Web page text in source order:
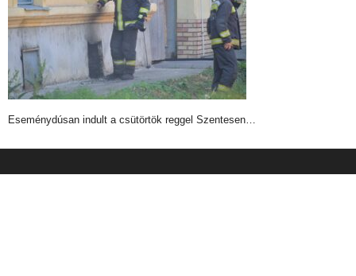
Eseménydúsan indult a csütörtök reggel Szentesen…